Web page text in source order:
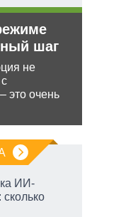
шаг
не
это очень
ИИ-
сколько